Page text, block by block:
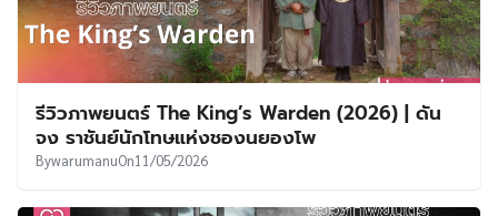
รีวิวภาพยนตร์ The King’s Warden (2026) | ดัน
จง ราชันย์นักโทษแห่งชองนยองโพ
BywarumanuOn11/05/2026